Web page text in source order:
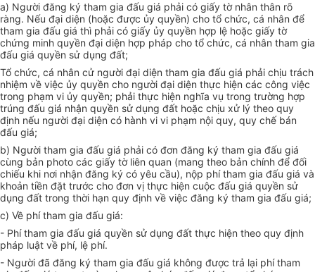
a) Người đăng ký tham gia đấu giá phải có giấy tờ nhân thân rõ
ràng. Nếu đại diện (hoặc được ủy quyền) cho tổ chức, cá nhân để
tham gia đấu giá thì phải có giấy ủy quyền hợp lệ hoặc giấy tờ
chứng minh quyền đại diện hợp pháp cho tổ chức, cá nhân tham gia
đấu giá quyền sử dụng đất;
Tổ chức, cá nhân cử người đại diện tham gia đấu giá phải chịu trách
nhiệm về việc ủy quyền cho người đại diện thực hiện các công việc
trong phạm vi ủy quyền; phải thực hiện nghĩa vụ trong trường hợp
trúng đấu giá nhận quyền sử dụng đất hoặc chịu xử lý theo quy
định nếu người đại diện có hành vi vi phạm nội quy, quy chế bán
đấu giá;
b) Người tham gia đấu giá phải có đơn đăng ký tham gia đấu giá
cùng bản photo các giấy tờ liên quan (mang theo bản chính để đối
chiếu khi nơi nhận đăng ký có yêu cầu), nộp phí tham gia đấu giá và
khoản tiền đặt trước cho đơn vị thực hiện cuộc đấu giá quyền sử
dụng đất trong thời hạn quy định về việc đăng ký tham gia đấu giá;
c) Về phí tham gia đấu giá:
- Phí tham gia đấu giá quyền sử dụng đất thực hiện theo quy định
pháp luật về phí, lệ phí.
- Người đã đăng ký tham gia đấu giá không được trả lại phí tham